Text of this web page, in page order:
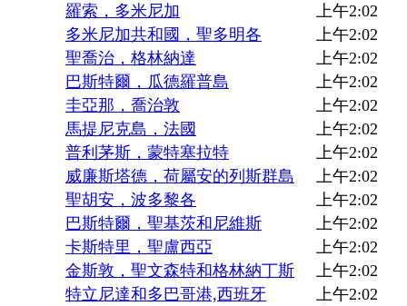
羅索，多米尼加
上午2:02
多米尼加共和國，聖多明各
上午2:02
聖喬治，格林納達
上午2:02
巴斯特爾，瓜德羅普島
上午2:02
圭亞那，喬治敦
上午2:02
馬提尼克島，法國
上午2:02
普利茅斯，蒙特塞拉特
上午2:02
威廉斯塔德，荷屬安的列斯群島
上午2:02
聖胡安，波多黎各
上午2:02
巴斯特爾，聖基茨和尼維斯
上午2:02
卡斯特里，聖盧西亞
上午2:02
金斯敦，聖文森特和格林納丁斯
上午2:02
特立尼達和多巴哥港,西班牙
上午2:02